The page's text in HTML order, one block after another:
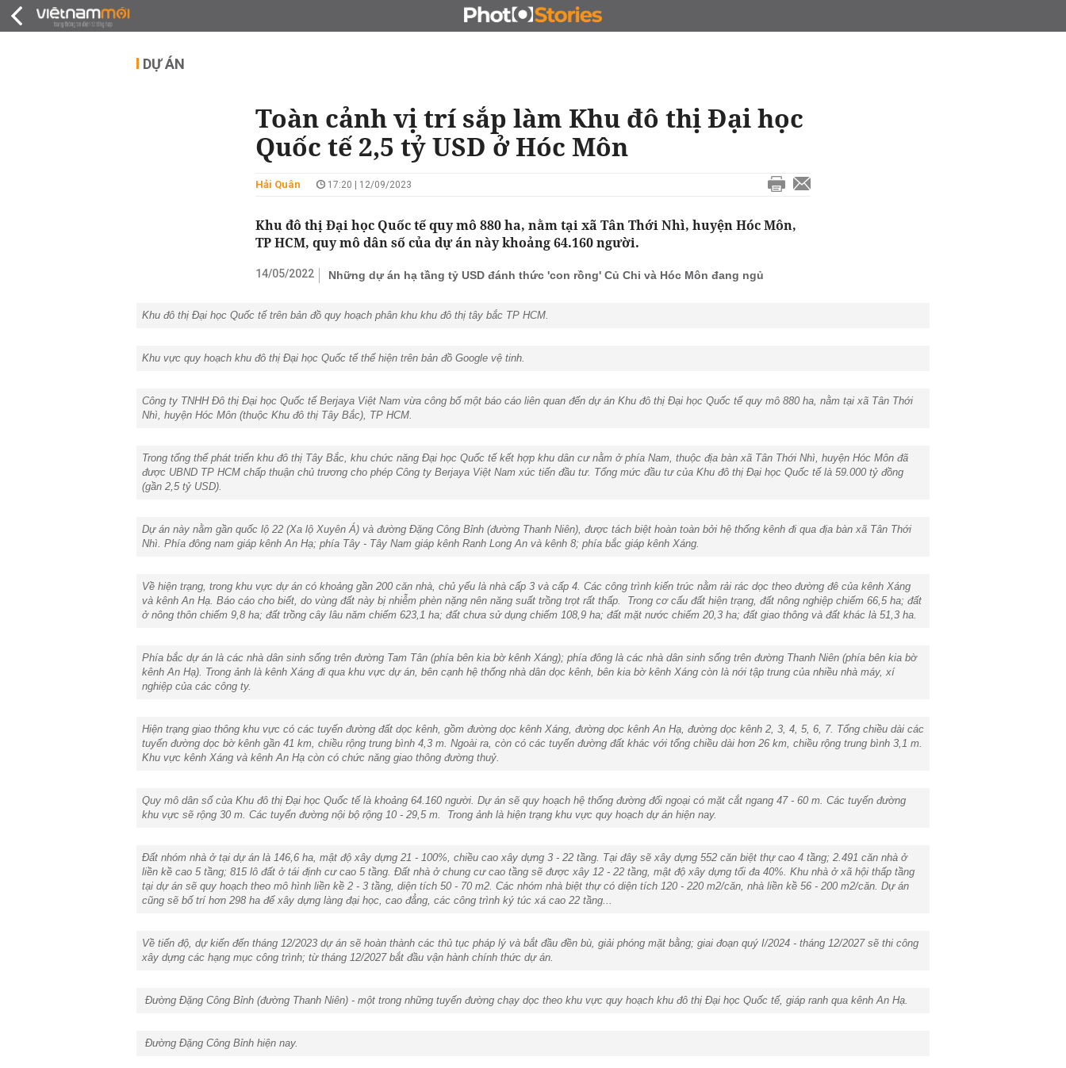
ĐẤU GIÁ - ĐẤU THẦU KINH DOANH
DỰ ÁN
Toàn cảnh vị trí sắp làm Khu đô thị Đại học
Quốc tế 2,5 tỷ USD ở Hóc Môn
Hải Quân 17:20 | 12/09/2023
Khu đô thị Đại học Quốc tế quy mô 880 ha, nằm tại xã Tân Thới Nhì, huyện Hóc Môn,
TP HCM, quy mô dân số của dự án này khoảng 64.160 người.
14/05/2022 Những dự án hạ tầng tỷ USD đánh thức 'con rồng' Củ Chi và Hóc Môn đang ngủ
Khu đô thị Đại học Quốc tế trên bản đồ quy hoạch phân khu khu đô thị tây bắc TP HCM.
Khu vực quy hoạch khu đô thị Đại học Quốc tế thể hiện trên bản đồ Google vệ tinh.
Công ty TNHH Đô thị Đại học Quốc tế Berjaya Việt Nam vừa công bố một báo cáo liên quan đến dự án Khu đô thị Đại học Quốc tế quy mô 880 ha, nằm tại xã Tân Thới
Nhì, huyện Hóc Môn (thuộc Khu đô thị Tây Bắc), TP HCM.
Trong tổng thể phát triển khu đô thị Tây Bắc, khu chức năng Đại học Quốc tế kết hợp khu dân cư nằm ở phía Nam, thuộc địa bàn xã Tân Thới Nhì, huyện Hóc Môn đã
được UBND TP HCM chấp thuận chủ trương cho phép Công ty Berjaya Việt Nam xúc tiến đầu tư. Tổng mức đầu tư của Khu đô thị Đại học Quốc tế là 59.000 tỷ đồng
(gần 2,5 tỷ USD).
Dự án này nằm gần quốc lộ 22 (Xa lộ Xuyên Á) và đường Đặng Công Bỉnh (đường Thanh Niên), được tách biệt hoàn toàn bởi hệ thống kênh đi qua địa bàn xã Tân Thới
Nhì. Phía đông nam giáp kênh An Hạ; phía Tây - Tây Nam giáp kênh Ranh Long An và kênh 8; phía bắc giáp kênh Xáng.
Về hiện trạng, trong khu vực dự án có khoảng gần 200 căn nhà, chủ yếu là nhà cấp 3 và cấp 4. Các công trình kiến trúc nằm rải rác dọc theo đường đê của kênh Xáng
và kênh An Hạ. Báo cáo cho biết, do vùng đất này bị nhiễm phèn nặng nên năng suất trồng trọt rất thấp. Trong cơ cấu đất hiện trạng, đất nông nghiệp chiếm 66,5 ha; đất
ở nông thôn chiếm 9,8 ha; đất trồng cây lâu năm chiếm 623,1 ha; đất chưa sử dụng chiếm 108,9 ha; đất mặt nước chiếm 20,3 ha; đất giao thông và đất khác là 51,3 ha.
Phía bắc dự án là các nhà dân sinh sống trên đường Tam Tân (phía bên kia bờ kênh Xáng); phía đông là các nhà dân sinh sống trên đường Thanh Niên (phía bên kia bờ
kênh An Hạ). Trong ảnh là kênh Xáng đi qua khu vực dự án, bên cạnh hệ thống nhà dân dọc kênh, bên kia bờ kênh Xáng còn là nới tập trung của nhiều nhà máy, xí
nghiệp của các công ty.
Hiện trạng giao thông khu vực có các tuyến đường đất dọc kênh, gồm đường dọc kênh Xáng, đường dọc kênh An Hạ, đường dọc kênh 2, 3, 4, 5, 6, 7. Tổng chiều dài các
tuyến đường dọc bờ kênh gần 41 km, chiều rộng trung bình 4,3 m. Ngoài ra, còn có các tuyến đường đất khác với tổng chiều dài hơn 26 km, chiều rộng trung bình 3,1 m.
Khu vực kênh Xáng và kênh An Hạ còn có chức năng giao thông đường thuỷ.
Quy mô dân số của Khu đô thị Đại học Quốc tế là khoảng 64.160 người. Dự án sẽ quy hoạch hệ thống đường đối ngoại có mặt cắt ngang 47 - 60 m. Các tuyến đường
khu vực sẽ rộng 30 m. Các tuyến đường nội bộ rộng 10 - 29,5 m. Trong ảnh là hiện trạng khu vực quy hoạch dự án hiện nay.
Đất nhóm nhà ở tại dự án là 146,6 ha, mật độ xây dựng 21 - 100%, chiều cao xây dựng 3 - 22 tầng. Tại đây sẽ xây dựng 552 căn biệt thự cao 4 tầng; 2.491 căn nhà ở
liền kề cao 5 tầng; 815 lô đất ở tái định cư cao 5 tầng. Đất nhà ở chung cư cao tầng sẽ được xây 12 - 22 tầng, mật độ xây dựng tối đa 40%. Khu nhà ở xã hội thấp tầng
tại dự án sẽ quy hoạch theo mô hình liền kề 2 - 3 tầng, diện tích 50 - 70 m2. Các nhóm nhà biệt thự có diện tích 120 - 220 m2/căn, nhà liền kề 56 - 200 m2/căn. Dự án
cũng sẽ bố trí hơn 298 ha để xây dựng làng đại học, cao đẳng, các công trình ký túc xá cao 22 tầng...
Về tiến độ, dự kiến đến tháng 12/2023 dự án sẽ hoàn thành các thủ tục pháp lý và bắt đầu đền bù, giải phóng mặt bằng; giai đoạn quý I/2024 - tháng 12/2027 sẽ thi công
xây dựng các hạng mục công trình; từ tháng 12/2027 bắt đầu vận hành chính thức dự án.
Đường Đặng Công Bỉnh (đường Thanh Niên) - một trong những tuyến đường chạy dọc theo khu vực quy hoạch khu đô thị Đại học Quốc tế, giáp ranh qua kênh An Hạ.
Đường Đặng Công Bỉnh hiện nay.